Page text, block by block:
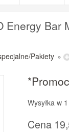
Energy Bar
Pakiety »
Wysyłka w
Cena